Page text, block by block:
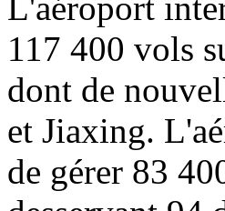
117 400 vols
dont de
et Jiaxing.
de gérer 83